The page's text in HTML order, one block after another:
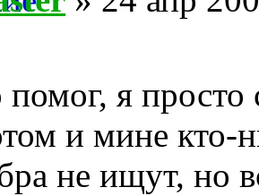
помог, я
и мине кто-
не ищут, но